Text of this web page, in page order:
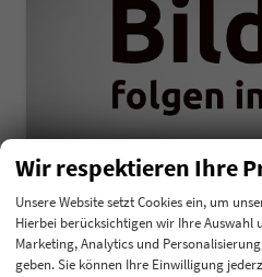
Kia K4
Comfort 1,0 T-GDI MHEV 48V
Wir respektieren Ihre
Unsere Website setzt Cookies ein, um
Hierbei berücksichtigen wir Ihre
Marketing, Analytics und
geben. Sie können Ihre Einwilligung